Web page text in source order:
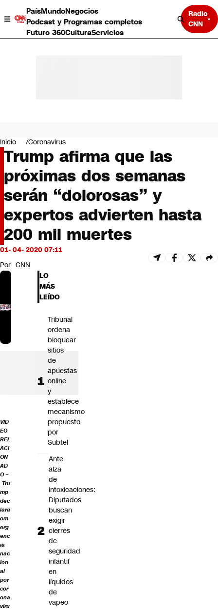
PaísMundoNegocios
Podcast y Programas completos
Futuro 360CulturaServicios
Radio
CNN
Negocios
Deportes
Programas completos
Cultura
Servicios
Bits
CNN tiempo
Futuro 360
Opinión
Inicio Coronavirus
Trump afirma que las
próximas dos semanas
serán “dolorosas” y
expertos advierten hasta
200 mil muertes
01- 04- 2020 07:11
Por CNN
VID
EO
REL
ACI
ON
AD
O –
Tru
mp
dec
lara
em
erg
enc
ia
nac
ion
al
por
cor
ona
viru
LO
MÁS
LEÍDO
Tribunal
ordena
bloquear
sitios
de
apuestas
online
y
establece
mecanismo
propuesto
por
Subtel
Ante
alza
de
intoxicaciones:
Diputados
buscan
exigir
cierres
de
seguridad
infantil
en
líquidos
de
vapeo